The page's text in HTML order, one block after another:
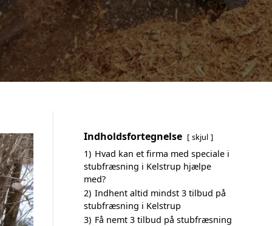
Indholdsfortegnelse skjul
1) Hvad kan et firma med speciale i
stubfræsning i Kelstrup hjælpe
med?
2) Indhent altid mindst 3 tilbud på
stubfræsning i Kelstrup
3) Få nemt 3 tilbud på stubfræsning